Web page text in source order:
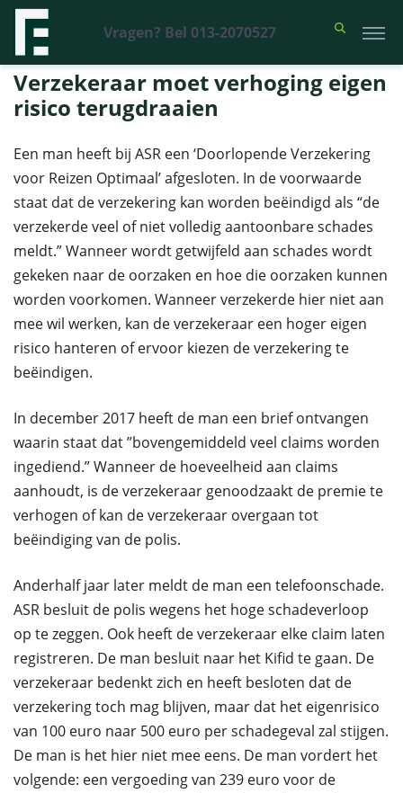
Vragen? Bel 013-2070527
Financieel Recht Advocaten >Uitspraken>Verzekeraar moet
verhoging eigen risico terugdraaien
Verzekeraar moet verhoging eigen
risico terugdraaien
Een man heeft bij ASR een ‘Doorlopende Verzekering
voor Reizen Optimaal’ afgesloten. In de voorwaarde
staat dat de verzekering kan worden beëindigd als “de
verzekerde veel of niet volledig aantoonbare schades
meldt.” Wanneer wordt getwijfeld aan schades wordt
gekeken naar de oorzaken en hoe die oorzaken kunnen
worden voorkomen. Wanneer verzekerde hier niet aan
mee wil werken, kan de verzekeraar een hoger eigen
risico hanteren of ervoor kiezen de verzekering te
beëindigen.
In december 2017 heeft de man een brief ontvangen
waarin staat dat ”bovengemiddeld veel claims worden
ingediend.” Wanneer de hoeveelheid aan claims
aanhoudt, is de verzekeraar genoodzaakt de premie te
verhogen of kan de verzekeraar overgaan tot
beëindiging van de polis.
Anderhalf jaar later meldt de man een telefoonschade.
ASR besluit de polis wegens het hoge schadeverloop
op te zeggen. Ook heeft de verzekeraar elke claim laten
registreren. De man besluit naar het Kifid te gaan. De
verzekeraar bedenkt zich en heeft besloten dat de
verzekering toch mag blijven, maar dat het eigenrisico
van 100 euro naar 500 euro per schadegeval zal stijgen.
De man is het hier niet mee eens. De man vordert het
volgende: een vergoeding van 239 euro voor de